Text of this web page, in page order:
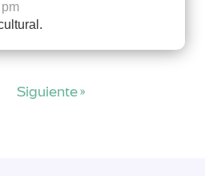
Siguiente »